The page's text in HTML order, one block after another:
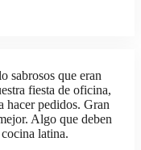
sabrosos que eran
fiesta de oficina,
hacer pedidos. Gran
Algo que deben
latina.